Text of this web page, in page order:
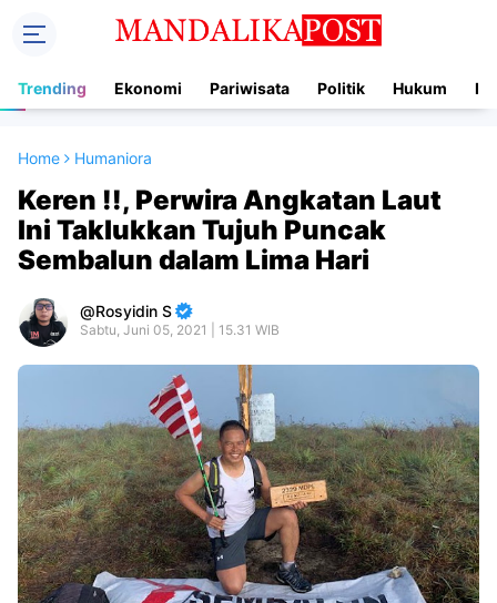
Trending Ekonomi Pariwisata Politik Hukum
Home Humaniora
Keren !!, Perwira Angkatan Laut
Ini Taklukkan Tujuh Puncak
Sembalun dalam Lima Hari
Rosyidin S
Sabtu, Juni 05, 2021 | 15.31 WIB